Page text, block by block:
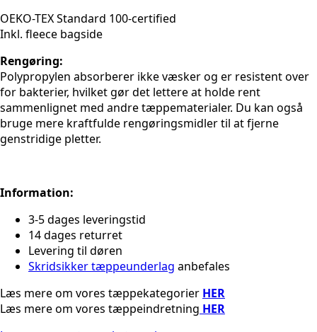
OEKO-TEX Standard 100-certified
Inkl. fleece bagside
Rengøring:
Polypropylen absorberer ikke væsker og er resistent over
for bakterier, hvilket gør det lettere at holde rent
sammenlignet med andre tæppematerialer. Du kan også
bruge mere kraftfulde rengøringsmidler til at fjerne
genstridige pletter.
Information:
3-5 dages leveringstid
14 dages returret
Levering til døren
Skridsikker tæppeunderlag anbefales
Læs mere om vores tæppekategorier HER
Læs mere om vores tæppeindretning HER